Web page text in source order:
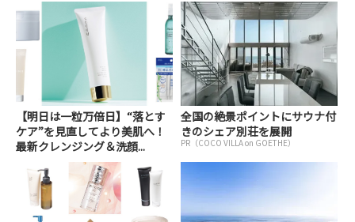
【明日は一粒万倍日】“落とす
ケア”を見直してより美肌へ！
最新クレンジング＆洗顔...
全国の絶景ポイントにサウナ付
きのシェア別荘を展開
PR（COCO VILLA on GOETHE）